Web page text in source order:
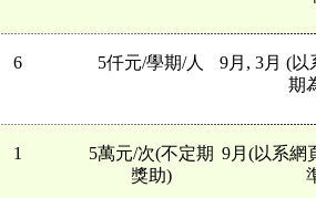
6 5仟元/學期/人
9月, 3月 (以
期
1
5萬元/次(不定期
獎助)
9月(以系網